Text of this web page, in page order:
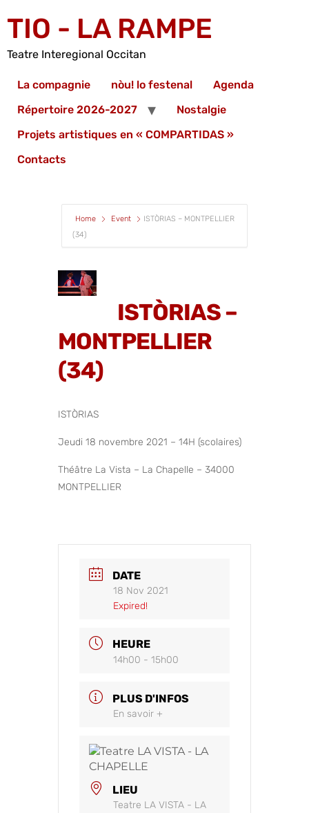
TIO - LA RAMPE
Teatre Interegional Occitan
La compagnie nòu! lo festenal
Agenda
Répertoire 2026-2027
Nostalgie
Projets artistiques en « COMPARTIDAS »
Contacts
Home Event
ISTÒRIAS – MONTPELLIER
(34)
ISTÒRIAS –
MONTPELLIER
(34)
ISTÒRIAS
Jeudi 18 novembre 2021 – 14H (scolaires)
Théâtre La Vista – La Chapelle – 34000
MONTPELLIER
DATE
18 Nov 2021
Expired!
HEURE
14h00 - 15h00
PLUS D'INFOS
En savoir +
LIEU
Teatre LA VISTA - LA